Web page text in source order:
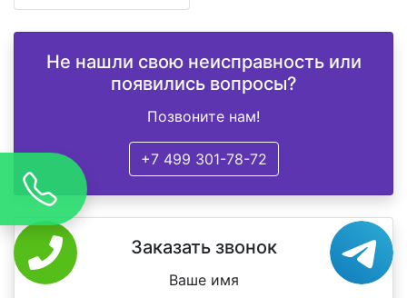
Не нашли свою неисправность или
появились вопросы?
Позвоните нам!
+7 499 301-78-72
Заказать звонок
Ваше имя